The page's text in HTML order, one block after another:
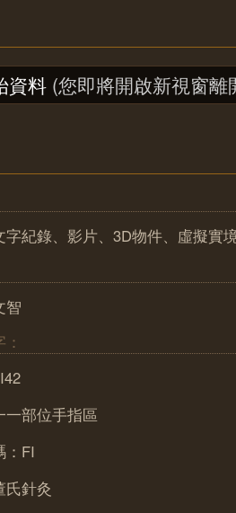
資料 (您即將開啟新視窗離
字紀錄、影片、3D物件、虛擬實
智
一部位手指區
：FI
氏針灸